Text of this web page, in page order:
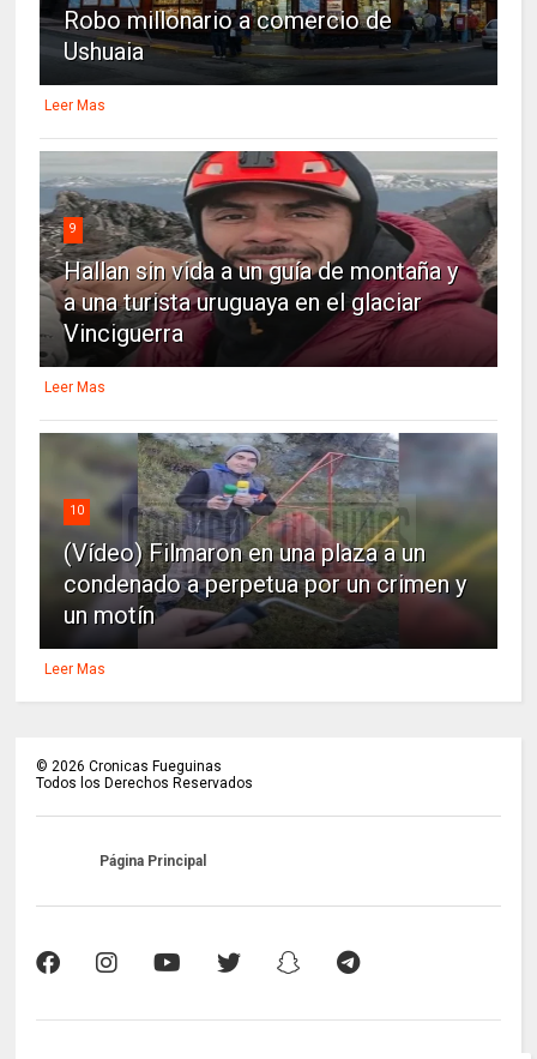
Robo millonario a comercio de
Ushuaia
Leer Mas
9
Hallan sin vida a un guía de montaña y
a una turista uruguaya en el glaciar
Vinciguerra
Leer Mas
10
(Vídeo) Filmaron en una plaza a un
condenado a perpetua por un crimen y
un motín
Leer Mas
© 2026 Cronicas Fueguinas
Todos los Derechos Reservados
Página Principal